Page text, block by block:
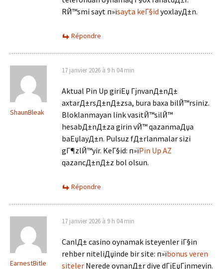
RЙ™smi sayt п»їsayta keГ§id yoxlayД±n.
Répondre
ShaunBleak
17 janvier 2026 à 9 h 04 min
Aktual Pin Up giriЕџ ГјnvanД±nД±
axtarД±rsД±nД±zsa, bura baxa bilЙ™rsiniz.
Bloklanmayan link vasitЙ™silЙ™
hesabД±nД±za girin vЙ™ qazanmaДџa
baЕџlayД±n. Pulsuz fД±rlanmalar sizi
gГ¶zlЙ™yir. KeГ§id: п»їPin Up AZ
qazancД±nД±z bol olsun.
Répondre
EarnestBitle
17 janvier 2026 à 9 h 04 min
CanlД± casino oynamak isteyenler iГ§in
rehber niteliДџinde bir site: п»їbonus veren
siteler Nerede oynanД±r diye dГјЕџГјnmeyin.